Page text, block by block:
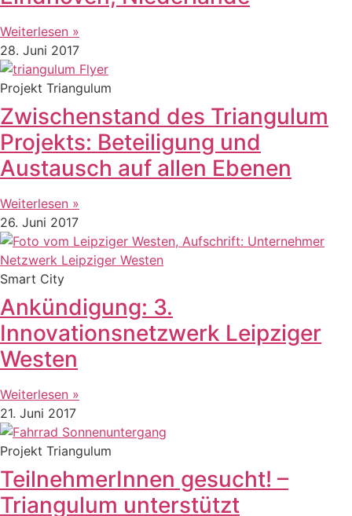
Weiterlesen »
28. Juni 2017
Projekt Triangulum
Zwischenstand des Triangulum
Projekts: Beteiligung und
Austausch auf allen Ebenen
Weiterlesen »
26. Juni 2017
Smart City
Ankündigung: 3.
Innovationsnetzwerk Leipziger
Westen
Weiterlesen »
21. Juni 2017
Projekt Triangulum
TeilnehmerInnen gesucht! –
Triangulum unterstützt